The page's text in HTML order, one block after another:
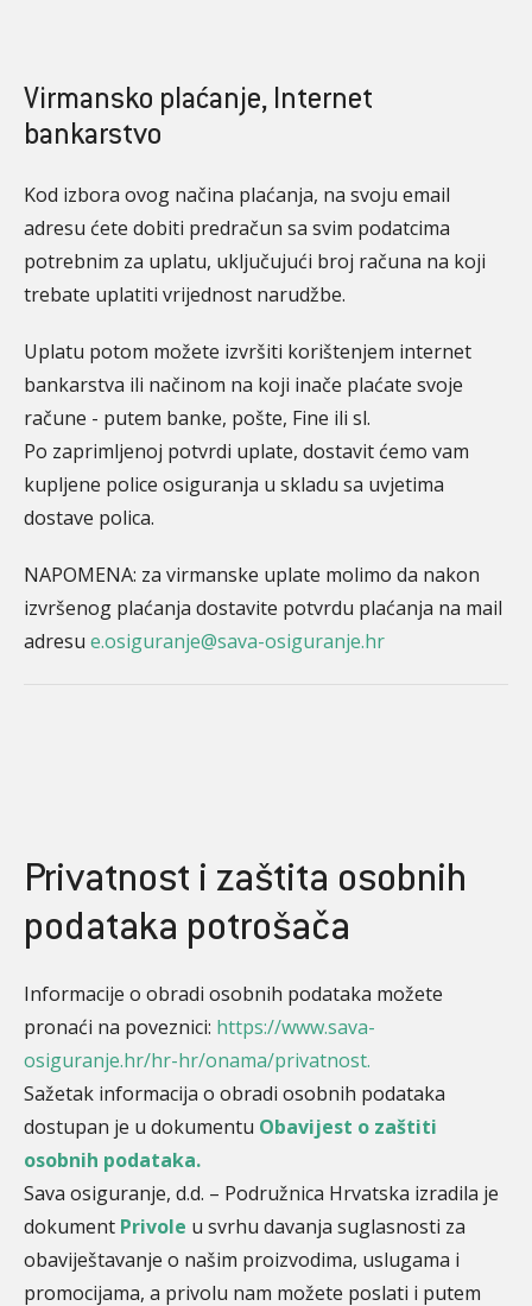
Virmansko plaćanje, Internet
bankarstvo
Kod izbora ovog načina plaćanja, na svoju email
adresu ćete dobiti predračun sa svim podatcima
potrebnim za uplatu, uključujući broj računa na koji
trebate uplatiti vrijednost narudžbe.
Uplatu potom možete izvršiti korištenjem internet
bankarstva ili načinom na koji inače plaćate svoje
račune - putem banke, pošte, Fine ili sl.
Po zaprimljenoj potvrdi uplate, dostavit ćemo vam
kupljene police osiguranja u skladu sa uvjetima
dostave polica.
NAPOMENA: za virmanske uplate molimo da nakon
izvršenog plaćanja dostavite potvrdu plaćanja na mail
adresu e.osiguranje@sava-osiguranje.hr
Privatnost i zaštita osobnih
podataka potrošača
Informacije o obradi osobnih podataka možete
pronaći na poveznici: https://www.sava-
osiguranje.hr/hr-hr/onama/privatnost.
Sažetak informacija o obradi osobnih podataka
dostupan je u dokumentu Obavijest o zaštiti
osobnih podataka.
Sava osiguranje, d.d. – Podružnica Hrvatska izradila je
dokument Privole u svrhu davanja suglasnosti za
obaviještavanje o našim proizvodima, uslugama i
promocijama, a privolu nam možete poslati i putem